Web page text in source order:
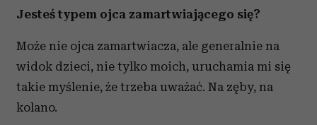
Jesteś typem ojca zamartwiającego się?
Może nie ojca zamartwiacza, ale generalnie na
widok dzieci, nie tylko moich, uruchamia mi się
takie myślenie, że trzeba uważać. Na zęby, na
kolano.